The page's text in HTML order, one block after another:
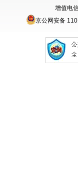
增值电
京公网安备